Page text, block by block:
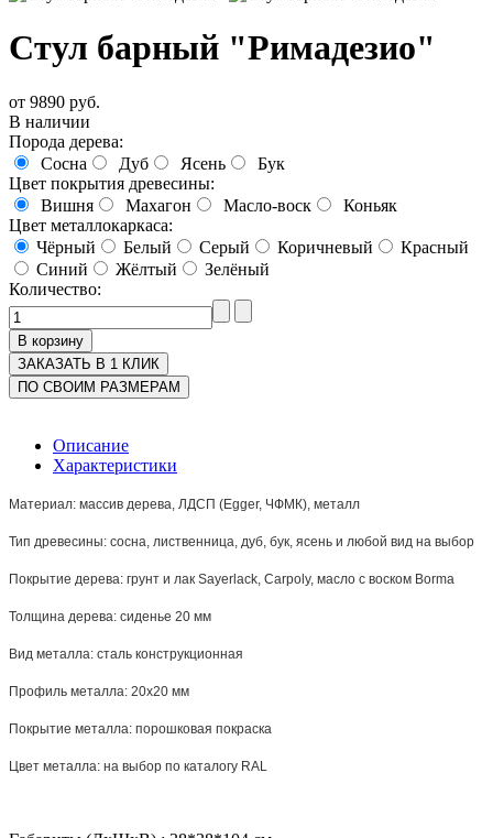
Стул барный "Римадезио"
от 9890 руб.
В наличии
Порода дерева:
Сосна
Дуб Ясень
Бук
Цвет покрытия древесины:
Вишня
Махагон Масло-воск
Коньяк
Цвет металлокаркаса:
Чёрный
Белый Серый Коричневый
Красный
Синий
Жёлтый
Зелёный
Количество:
ЗАКАЗАТЬ В 1 КЛИК
ПО СВОИМ РАЗМЕРАМ
Описание
Характеристики
Материал: массив дерева, ЛДСП (Egger, ЧФМК), металл
Тип древесины: сосна, лиственница, дуб, бук, ясень и любой вид на выбор
Покрытие дерева: грунт и лак Sayerlack, Carpoly, масло с воском Borma
Толщина дерева: сиденье 20 мм
Вид металла: сталь конструкционная
Профиль металла: 20х20 мм
Покрытие металла: порошковая покраска
Цвет металла: на выбор по каталогу RAL